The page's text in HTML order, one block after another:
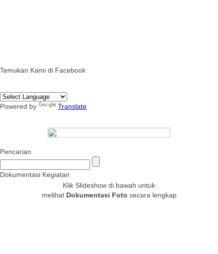
Temukan Kami di Facebook
Powered by Translate
Pencarian
Dokumentasi Kegiatan
Klik Slideshow di bawah untuk
melihat Dokumentasi Foto secara lengkap